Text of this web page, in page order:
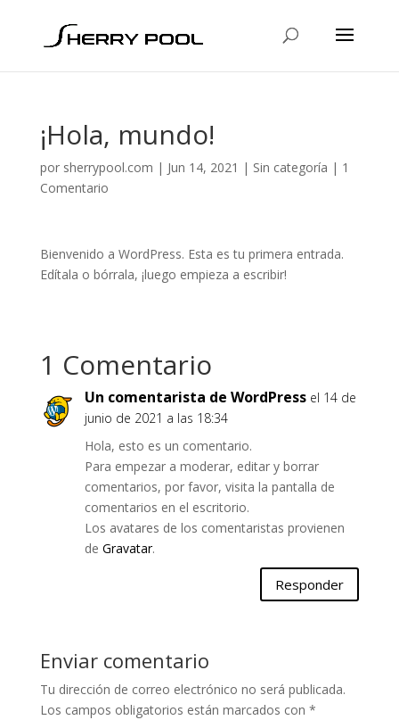
¡Hola, mundo!
por sherrypool.com | Jun 14, 2021 | Sin categoría | 1
Comentario
Bienvenido a WordPress. Esta es tu primera entrada.
Edítala o bórrala, ¡luego empieza a escribir!
1 Comentario
Un comentarista de WordPress el 14 de
junio de 2021 a las 18:34
Hola, esto es un comentario.
Para empezar a moderar, editar y borrar
comentarios, por favor, visita la pantalla de
comentarios en el escritorio.
Los avatares de los comentaristas provienen
de Gravatar.
Responder
Enviar comentario
Tu dirección de correo electrónico no será publicada.
Los campos obligatorios están marcados con *